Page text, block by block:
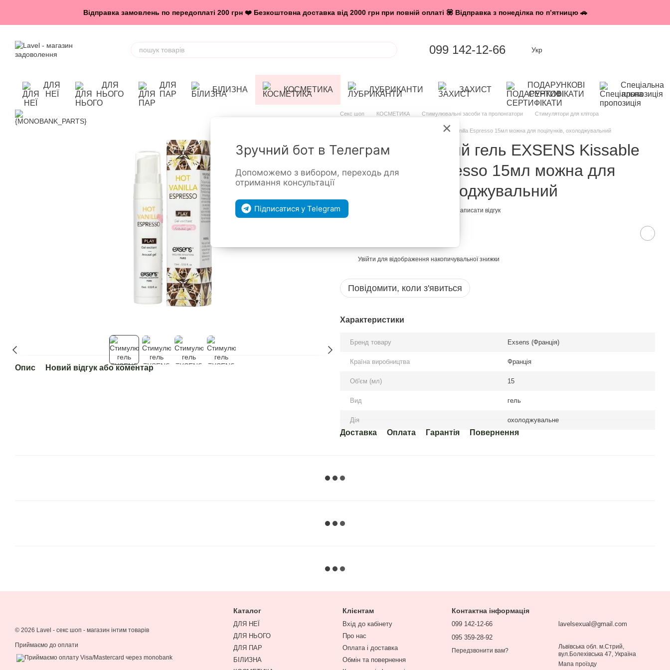
Відправка замовлень по передоплаті 200 грн ❤️ Безкоштовна доставка від 2000 грн при повній оплаті 💟 Відправка з понеділка по п’ятницю 🚗
099 142-12-66 Укр
ДЛЯ
НЕЇ
ДЛЯ
НЬОГО
ДЛЯ
ПАР
БІЛИЗНА КОСМЕТИКА ЛУБРИКАНТИ ЗАХИСТ
ПОДАРУНКОВІ
СЕРТИФІКАТИ
Спеціальна
пропозиція
Опис Новий відгук або коментар
Секс шоп КОСМЕТИКА Стимулювальні засоби та пролонгатори
Стимулятори для клітора
Стимулювальний гель EXSENS Kissable Hot Vanilla Espresso 15мл можна для поцілунків, охолоджувальний
Стимулювальний гель EXSENS Kissable
Hot Vanilla Espresso 15мл можна для
поцілунків, охолоджувальний
Написати відгук
Увійти для відображення накопичувальної знижки
Повідомити, коли з'явиться
Характеристики
Бренд товару Exsens (Франція)
Країна виробництва Франція
Об'єм (мл) 15
Вид гель
Дія охолоджувальне
Доставка Оплата Гарантія Повернення
© 2026 Lavel - секс шоп - магазин інтим товарів
Приймаємо до оплати
Каталог
ДЛЯ НЕЇ
ДЛЯ НЬОГО
ДЛЯ ПАР
БІЛИЗНА
Клієнтам
Вхід до кабінету
Про нас
Оплата і доставка
Обмін та повернення
Контактна інформація
099 142-12-66
095 359-28-92
Передзвонити вам?
lavelsexual@gmail.com
Львівська обл. м.Стрий,
вул.Болехівська 47, Україна
Мапа проїзду
Зручний бот в Телеграм
Допоможемо з вибором, переходь для
отримання консультації
Підписатися у Telegram
×